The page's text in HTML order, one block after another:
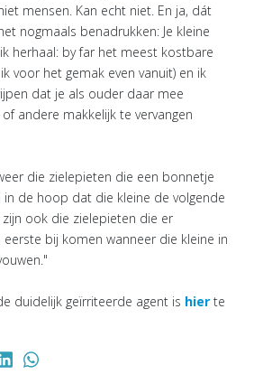
mensen. Kan echt niet. En ja, dát
nogmaals benadrukken: Je kleine
herhaal: by far het meest kostbare
voor het gemak even vanuit) en ik
dat je als ouder daar mee
andere makkelijk te vervangen
die zielepieten die een bonnetje
de hoop dat die kleine de volgende
ook die zielepieten die er
eerste bij komen wanneer die kleine in
duidelijk geïrriteerde agent is hier te